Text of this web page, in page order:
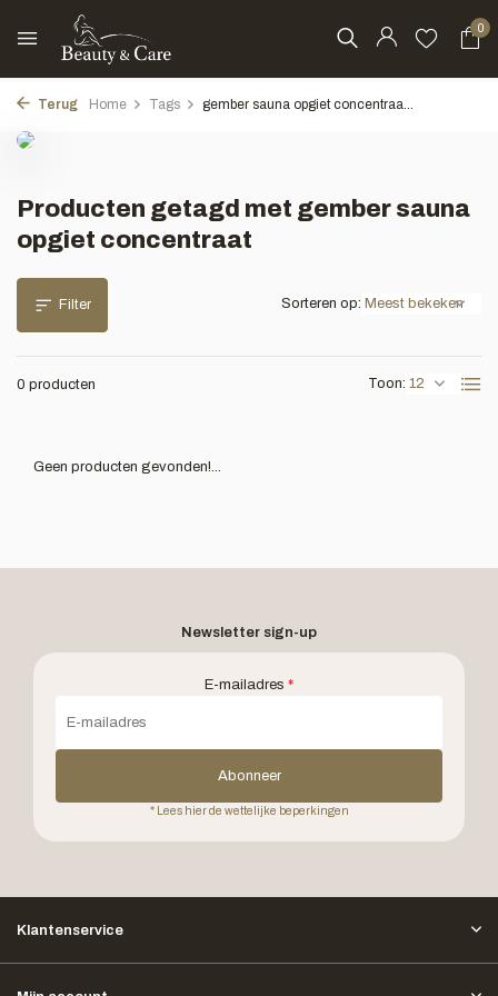
0
Terug Home Tags gember sauna opgiet concentraa...
Producten getagd met gember sauna
opgiet concentraat
Filter
0 producten Toon:
Sorteren op:
Geen producten gevonden!...
Newsletter sign-up
E-mailadres *
Abonneer
* Lees hier de wettelijke beperkingen
Klantenservice